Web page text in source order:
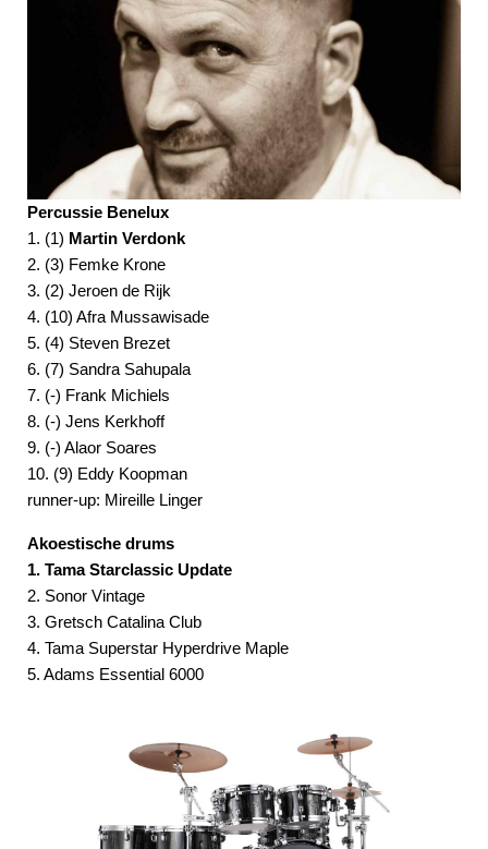
Percussie Benelux
1. (1) Martin Verdonk
2. (3) Femke Krone
3. (2) Jeroen de Rijk
4. (10) Afra Mussawisade
5. (4) Steven Brezet
6. (7) Sandra Sahupala
7. (-) Frank Michiels
8. (-) Jens Kerkhoff
9. (-) Alaor Soares
10. (9) Eddy Koopman
runner-up: Mireille Linger
Akoestische drums
1. Tama Starclassic Update
2. Sonor Vintage
3. Gretsch Catalina Club
4. Tama Superstar Hyperdrive Maple
5. Adams Essential 6000